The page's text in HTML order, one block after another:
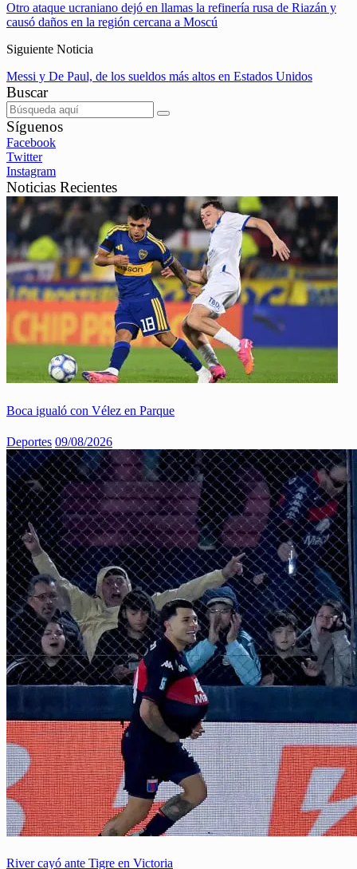
Otro ataque ucraniano dejó en llamas la refinería rusa de Riazán y
causó daños en la región cercana a Moscú
Siguiente Noticia
Messi y De Paul, de los sueldos más altos en Estados Unidos
Buscar
Síguenos
Facebook
Twitter
Instagram
Noticias Recientes
Boca igualó con Vélez en Parque
Deportes 09/08/2026
River cayó ante Tigre en Victoria